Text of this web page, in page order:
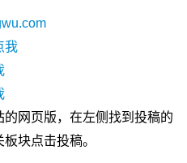
我
网页版，在左侧找到投稿的
块点击投稿。